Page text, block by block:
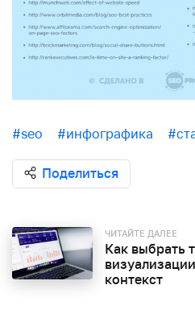
#seo #инфографика
Поделиться
ЧИТАЙТЕ ДАЛЕЕ
Как выбрать
контекст